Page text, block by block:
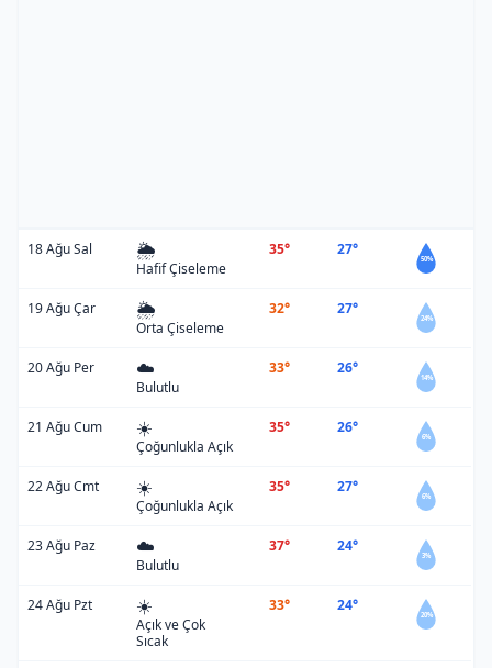
18 Ağu Sal 🌦️
Hafif Çiseleme
35° 27°
50%
19 Ağu Çar 🌦️
Orta Çiseleme
32° 27°
24%
20 Ağu Per ☁️
Bulutlu
33° 26°
14%
21 Ağu Cum ☀️
Çoğunlukla Açık
35° 26°
6%
22 Ağu Cmt ☀️
Çoğunlukla Açık
35° 27°
6%
23 Ağu Paz ☁️
Bulutlu
37° 24°
3%
24 Ağu Pzt ☀️
Açık ve Çok
Sıcak
33° 24°
20%